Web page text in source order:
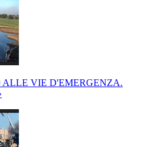
VIE D'EMERGENZA.